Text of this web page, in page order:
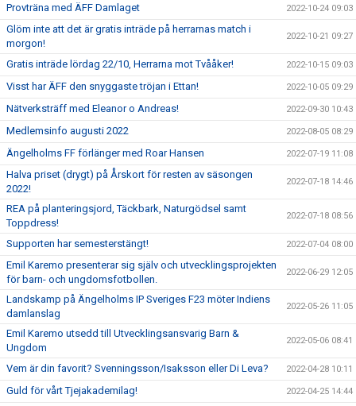
Provträna med ÄFF Damlaget 2022-10-24 09:03
Glöm inte att det är gratis inträde på herrarnas match i
morgon!
2022-10-21 09:27
Gratis inträde lördag 22/10, Herrarna mot Tvååker! 2022-10-15 09:03
Visst har ÄFF den snyggaste tröjan i Ettan! 2022-10-05 09:29
Nätverksträff med Eleanor o Andreas! 2022-09-30 10:43
Medlemsinfo augusti 2022 2022-08-05 08:29
Ängelholms FF förlänger med Roar Hansen 2022-07-19 11:08
Halva priset (drygt) på Årskort för resten av säsongen
2022!
2022-07-18 14:46
REA på planteringsjord, Täckbark, Naturgödsel samt
Toppdress!
2022-07-18 08:56
Supporten har semesterstängt! 2022-07-04 08:00
Emil Karemo presenterar sig själv och utvecklingsprojekten
för barn- och ungdomsfotbollen.
2022-06-29 12:05
Landskamp på Ängelholms IP Sveriges F23 möter Indiens
damlanslag
2022-05-26 11:05
Emil Karemo utsedd till Utvecklingsansvarig Barn &
Ungdom
2022-05-06 08:41
Vem är din favorit? Svenningsson/Isaksson eller Di Leva? 2022-04-28 10:11
Guld för vårt Tjejakademilag! 2022-04-25 14:44